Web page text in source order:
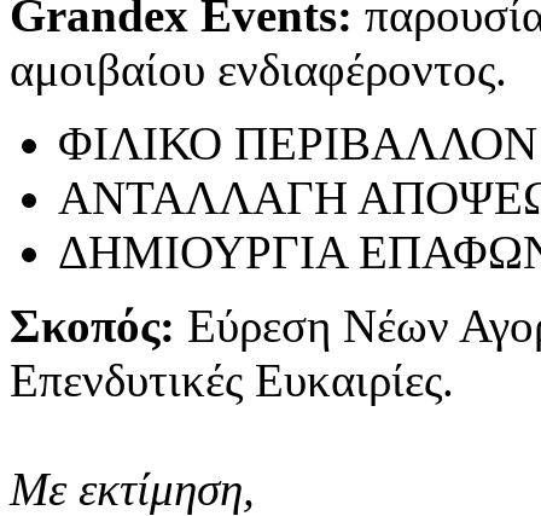
Grandex Events:
αμοιβαίου ενδιαφέροντος.
ΦΙΛΙΚΟ ΠΕΡΙΒΑΛΛΟΝ
ΑΝΤΑΛΛΑΓΗ
ΔΗΜΙΟΥΡΓΙΑ
Σκοπός: Εύρεση Νέων
Επενδυτικές Ευκαιρίες.
Με εκτίμηση,